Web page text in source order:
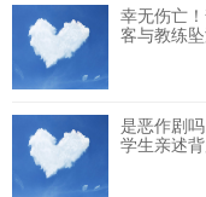
幸无伤亡
客与教练坠
是恶作剧
学生亲述